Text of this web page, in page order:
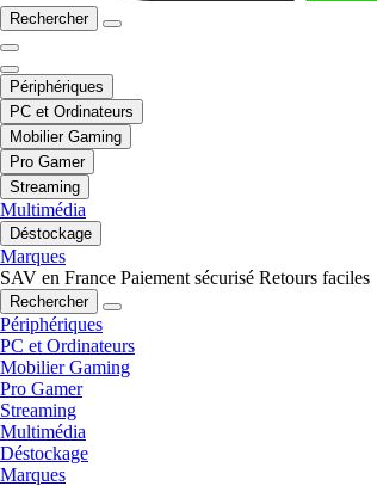
Rechercher
Périphériques
PC et Ordinateurs
Mobilier Gaming
Pro Gamer
Streaming
Multimédia
Déstockage
Marques
SAV en France Paiement sécurisé Retours faciles
Rechercher
Périphériques
PC et Ordinateurs
Mobilier Gaming
Pro Gamer
Streaming
Multimédia
Déstockage
Marques